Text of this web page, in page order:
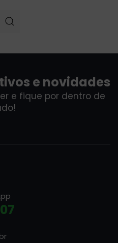
e novidades
e fique por dentro de